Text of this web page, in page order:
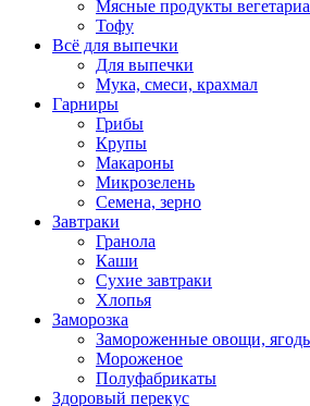
Мясные продукты
Тофу
Всё для выпечки
Для выпечки
Мука, смеси, крахмал
Гарниры
Грибы
Крупы
Макароны
Микрозелень
Семена, зерно
Завтраки
Гранола
Каши
Сухие завтраки
Хлопья
Заморозка
Замороженные овощи,
Мороженое
Полуфабрикаты
Здоровый перекус